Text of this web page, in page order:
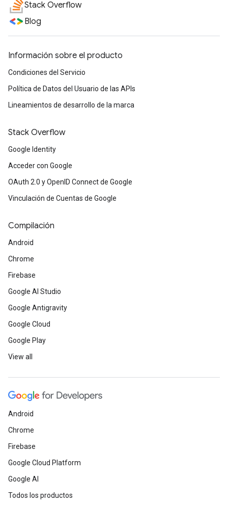
Stack Overflow
Blog
Información sobre el producto
Condiciones del Servicio
Política de Datos del Usuario de las APIs
Lineamientos de desarrollo de la marca
Stack Overflow
Google Identity
Acceder con Google
OAuth 2.0 y OpenID Connect de Google
Vinculación de Cuentas de Google
Compilación
Android
Chrome
Firebase
Google AI Studio
Google Antigravity
Google Cloud
Google Play
View all
Android
Chrome
Firebase
Google Cloud Platform
Google AI
Todos los productos